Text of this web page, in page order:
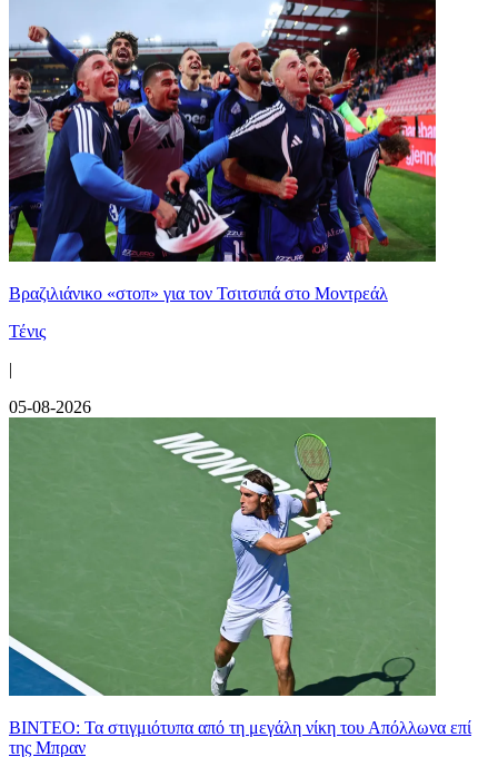
Βραζιλιάνικο «στοπ» για τον Τσιτσιπά στο Μοντρεάλ
Τένις
|
05-08-2026
ΒΙΝΤΕΟ: Τα στιγμιότυπα από τη μεγάλη νίκη του Απόλλωνα επί
της Μπραν